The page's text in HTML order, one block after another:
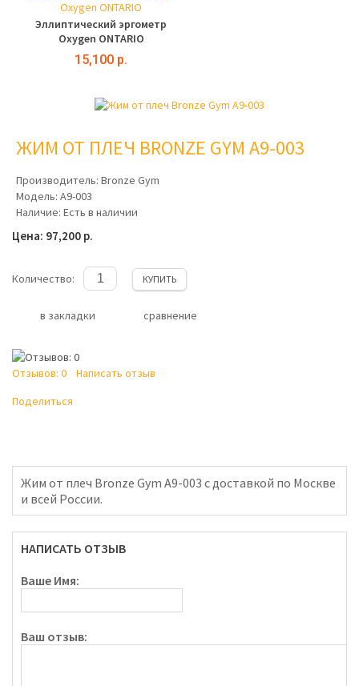
Эллиптический эргометр
Oxygen ONTARIO
15,100 р.
ЖИМ ОТ ПЛЕЧ BRONZE GYM A9-003
Производитель: Bronze Gym
Модель: A9-003
Наличие: Есть в наличии
Цена: 97,200 р.
Количество: КУПИТЬ
в закладки сравнение
Отзывов: 0
Написать отзыв
Поделиться
Жим от плеч Bronze Gym A9-003 с доставкой по Москве
и всей России.
НАПИСАТЬ ОТЗЫВ
Ваше Имя:
Ваш отзыв: